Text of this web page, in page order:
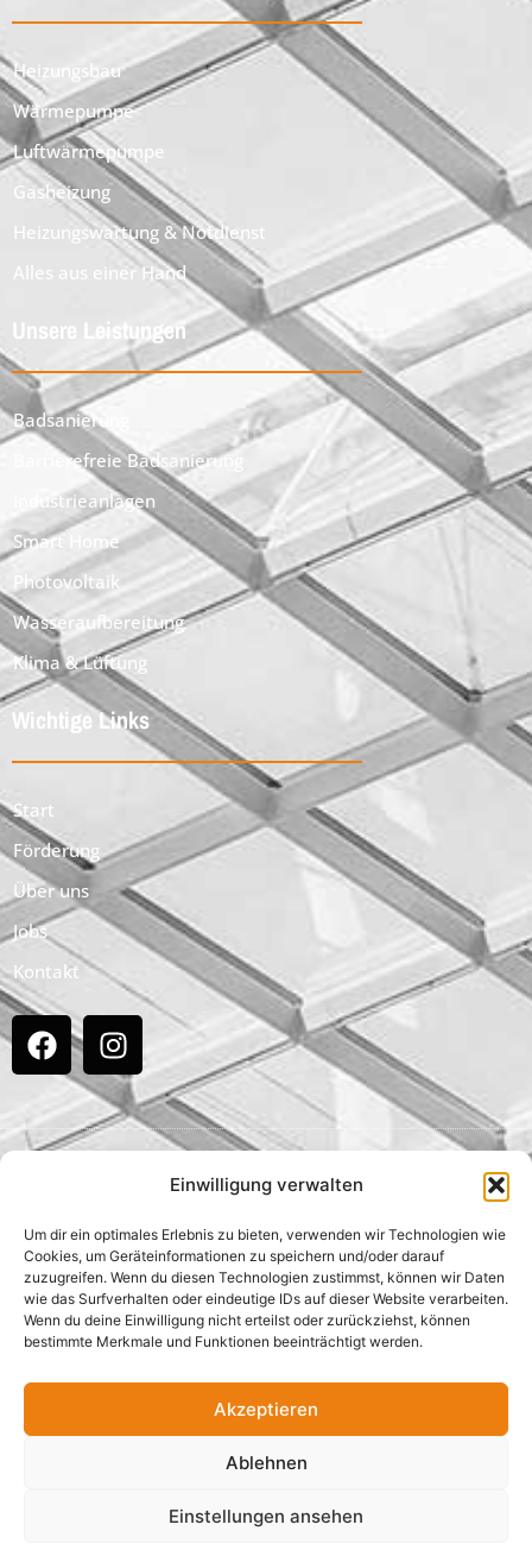
Einwilligung verwalten
Um dir ein optimales Erlebnis zu bieten, verwenden wir Technologien wie
Cookies, um Geräteinformationen zu speichern und/oder darauf
zuzugreifen. Wenn du diesen Technologien zustimmst, können wir Daten
wie das Surfverhalten oder eindeutige IDs auf dieser Website verarbeiten.
Wenn du deine Einwilligung nicht erteilst oder zurückziehst, können
bestimmte Merkmale und Funktionen beeinträchtigt werden.
Akzeptieren
Ablehnen
Einstellungen ansehen
Heizungsbau
Wärmepumpe
Luftwärmepumpe
Gasheizung
Heizungswartung & Notdienst
Alles aus einer Hand
Unsere Leistungen
Badsanierung
Barrierefreie Badsanierung
Industrieanlagen
Smart Home
Photovoltaik
Wasseraufbereitung
Klima & Lüftung
Wichtige Links
Start
Förderung
Über uns
Jobs
Kontakt
Klicke hier, um Marketing-Cookies zu